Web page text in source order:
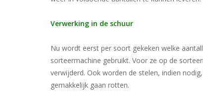
Verwerking in de schuur
Nu wordt eerst per soort gekeken welke
sorteermachine gebruikt. Voor ze op de
verwijderd. Ook worden de stelen, indien
gemakkelijk gaan rotten.